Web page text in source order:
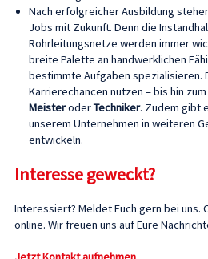
Nach erfolgreicher Ausbildung
Jobs mit Zukunft. Denn die
Rohrleitungsnetze werden immer
breite Palette an handwerklichen
bestimmte Aufgaben spezialisieren.
Karrierechancen nutzen – bis hin zum
MeisteroderTechniker. Zudem gibt
unserem Unternehmen in weiteren
entwickeln.
Interesse geweckt?
Interessiert? Meldet Euch gern bei uns.
online. Wir freuen uns auf Eure